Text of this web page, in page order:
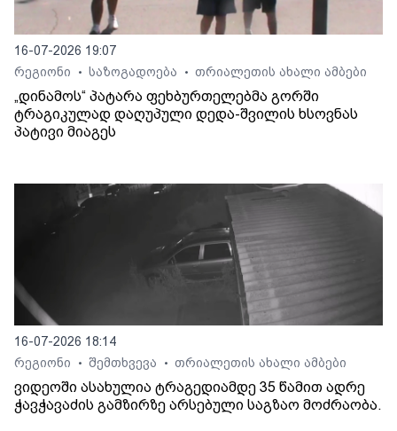
16-07-2026 19:07
რეგიონი
• საზოგადოება • თრიალეთის ახალი ამბები
„დინამოს“ პატარა ფეხბურთელებმა გორში
ტრაგიკულად დაღუპული დედა-შვილის ხსოვნას
პატივი მიაგეს
16-07-2026 18:14
რეგიონი
• შემთხვევა • თრიალეთის ახალი ამბები
ვიდეოში ასახულია ტრაგედიამდე 35 წამით ადრე
ჭავჭავაძის გამზირზე არსებული საგზაო მოძრაობა.